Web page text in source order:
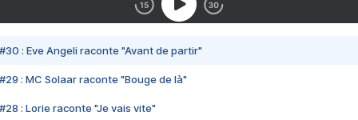
#30 : Eve Angeli raconte "Avant de partir"
#29 : MC Solaar raconte "Bouge de là"
#28 : Lorie raconte "Je vais vite"